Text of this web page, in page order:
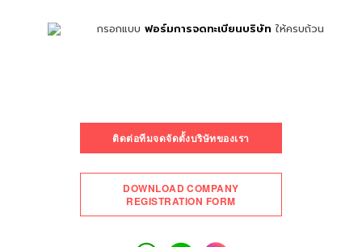
กรอกแบบ ฟอร์มการจดทะเบียนบริษัท ให้ครบถ้วน
ติดต่อทีมจดจัดตั้งบริษัทของเรา
DOWNLOAD COMPANY
REGISTRATION FORM